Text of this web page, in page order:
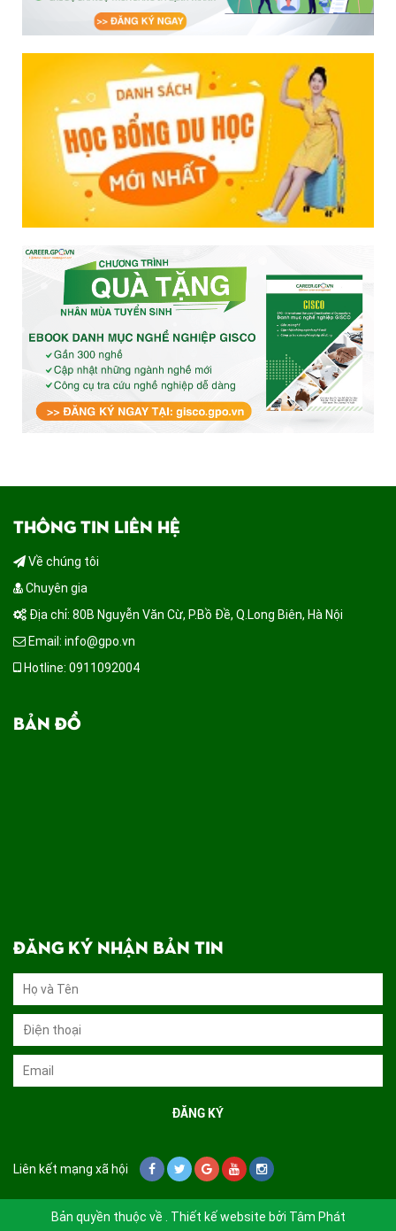
THÔNG TIN LIÊN HỆ
Về chúng tôi
Chuyên gia
Địa chỉ: 80B Nguyễn Văn Cừ, P.Bồ Đề, Q.Long Biên, Hà Nội
Email: info@gpo.vn
Hotline: 0911092004
BẢN ĐỒ
ĐĂNG KÝ NHẬN BẢN TIN
Liên kết mạng xã hội
Bản quyền thuộc về . Thiết kế website bởi Tâm Phát